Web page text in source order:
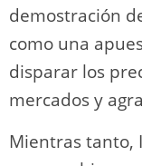
demostración
como una
disparar los
mercados y
Mientras tanto,